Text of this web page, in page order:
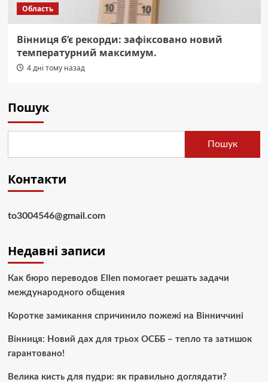
Область
Вінниця б’є рекорди: зафіксовано новий
температурний максимум.
4 дні тому назад
Пошук
Пошук
Контакти
to3004546@gmail.com
Недавні записи
Как бюро переводов Ellen помогает решать задачи
международного общения
Коротке замикання спричинило пожежі на Вінниччині
Вінниця: Новий дах для трьох ОСББ – тепло та затишок
гарантовано!
Велика кисть для пудри: як правильно доглядати?